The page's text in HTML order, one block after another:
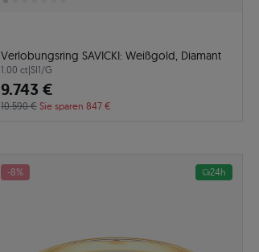
Verlobungsring SAVICKI: Weißgold, Diamant
1.00 ct|SI1/G
9.743 €
10.590 € Sie sparen 847 €
-8% 24h